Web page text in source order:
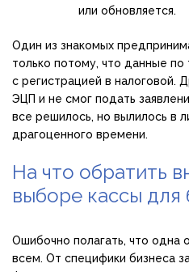
или обновляется.
Один из знакомых
только потому, что данные
с регистрацией в налоговой.
ЭЦП и не смог подать
все решилось, но вылилось в
драгоценного времени.
На что обратить
выборе кассы для
Ошибочно полагать, что одна
всем. От специфики бизнеса